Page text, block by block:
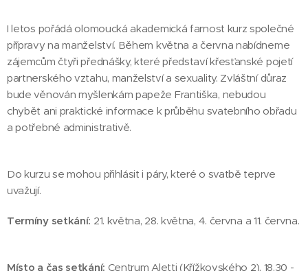
I letos pořádá olomoucká akademická farnost kurz společné
přípravy na manželství. Během května a června nabídneme
zájemcům čtyři přednášky, které představí křesťanské pojetí
partnerského vztahu, manželství a sexuality. Zvláštní důraz
bude věnován myšlenkám papeže Františka, nebudou
chybět ani praktické informace k průběhu svatebního obřadu
a potřebné administrativě.
Do kurzu se mohou přihlásit i páry, které o svatbě teprve
uvažují.
Termíny setkání: 21. května, 28. května, 4. června a 11. června.
Místo a čas setkání: Centrum Aletti (Křížkovského 2), 18.30 -